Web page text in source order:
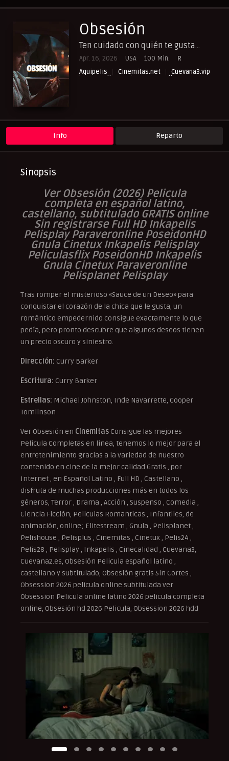
Obsesión
Ten cuidado con quién te gusta...
Apr. 16, 2026 USA 100 Min.
R
Aquipelis
Cinemitas.net
Cuevana3.vip
NewPelis org
Paraveronline
Info Reparto
Sinopsis
Ver Obsesión (2026) Pelicula
completa en español latino,
castellano, subtitulado GRATIS online
Sin registrarse Full HD Inkapelis
Pelisplay Paraveronline PoseidonHD
Gnula Cinetux Inkapelis Pelisplay
Peliculasflix PoseidonHD Inkapelis
Gnula Cinetux Paraveronline
Pelisplanet Pelisplay
Tras romper el misterioso «Sauce de un Deseo» para
conquistar el corazón de la chica que le gusta, un
romántico empedernido consigue exactamente lo que
pedía, pero pronto descubre que algunos deseos tienen
un precio oscuro y siniestro.
Dirección: Curry Barker
Escritura: Curry Barker
Estrellas: Michael Johnston, Inde Navarrette, Cooper
Tomlinson
Ver Obsesión en Cinemitas Consigue las mejores
Pelicula Completas en linea, tenemos lo mejor para el
entretenimiento gracias a la variedad de nuestro
contenido en cine de la mejor calidad Gratis , por
Internet , en Español Latino , Full HD , Castellano ,
disfruta de muchas producciones más en todos los
géneros, Terror , Drama , Acción , Suspenso , Comedia ,
Ciencia Ficción, Peliculas Romanticas , Infantiles, de
animación, online; Elitestream , Gnula , Pelisplanet ,
Pelishouse , Pelisplus , Cinemitas , Cinetux , Pelis24 ,
Pelis28 , Pelisplay , Inkapelis , Cinecalidad , Cuevana3,
Cuevana2.es, Obsesión Pelicula español latino ,
castellano y subtitulado, Obsesión gratis Sin Cortes ,
Obsession 2026 pelicula online subtitulada ver
Obsession Pelicula online latino 2026 pelicula completa
online, Obsesión hd 2026 Pelicula, Obsession 2026 hdd